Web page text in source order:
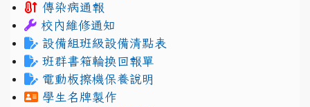
傳染病通報
校內維修通知
設備組班級設備清點表
班群書箱輪換回報單
電動板擦機保養說明
學生名牌製作